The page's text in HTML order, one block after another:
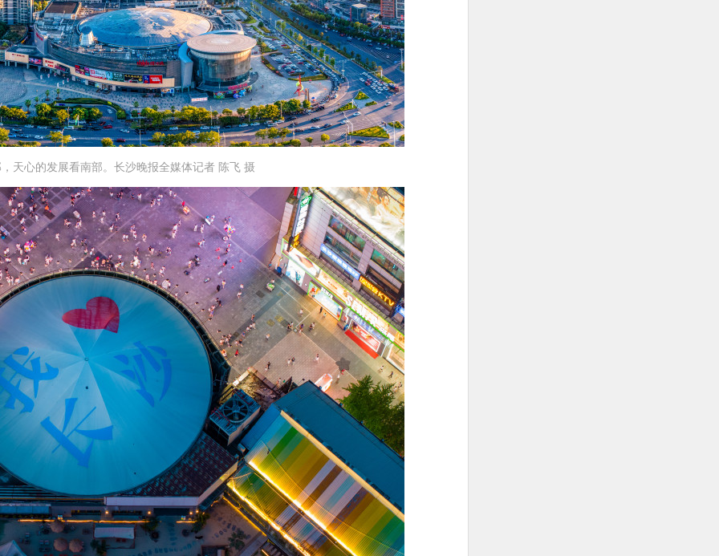
天心的发展看南部。长沙晚报全媒体记者 陈飞 摄